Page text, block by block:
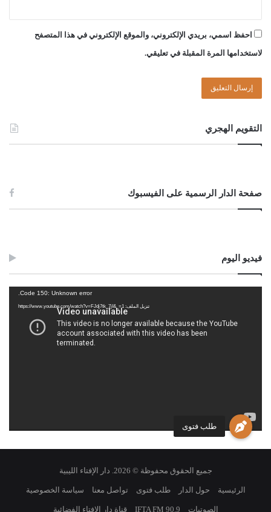
طلب فتوى
احفظ اسمي، بريدي الإلكتروني، والموقع الإلكتروني في هذا المتصفح
لاستخدامها المرة المقبلة في تعليقي.
التقويم الهجري
صفحة الدار الرسمية على الفيسبوك
فيديو اليوم
Code 150: Unknown error.
تنزيل الملف: https://www.youtube.com/watch?v=FJdj7tk_7jI&_=1
جميع الحقوق محفوظة © 2026. دار الإفتاء الليبية
الرئيسية حول الدار طلب فتوى تواصل معنا سياسة الخصوصية
الصوتيات IFTA FM 90.9 قناة دار الإفتاء الفضائية